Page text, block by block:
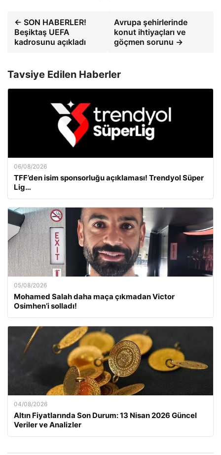
← SON HABERLER!
Beşiktaş UEFA
kadrosunu açıkladı
Avrupa şehirlerinde
konut ihtiyaçları ve
göçmen sorunu →
Tavsiye Edilen Haberler
06/08/2026
TFF’den isim sponsorluğu açıklaması! Trendyol Süper
Lig…
05/08/2026
Mohamed Salah daha maça çıkmadan Victor
Osimhen’i solladı!
04/08/2026
Altın Fiyatlarında Son Durum: 13 Nisan 2026 Güncel
Veriler ve Analizler